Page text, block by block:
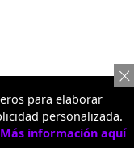
para elaborar
personalizada.
Más información aquí